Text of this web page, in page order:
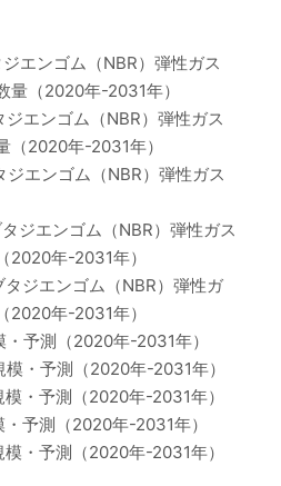
エンゴム（NBR）弾性ガス
量（2020年-2031年）
エンゴム（NBR）弾性ガス
（2020年-2031年）
エンゴム（NBR）弾性ガス
ジエンゴム（NBR）弾性ガス
2020年-2031年）
ジエンゴム（NBR）弾性ガ
2020年-2031年）
予測（2020年-2031年）
・予測（2020年-2031年）
・予測（2020年-2031年）
予測（2020年-2031年）
・予測（2020年-2031年）